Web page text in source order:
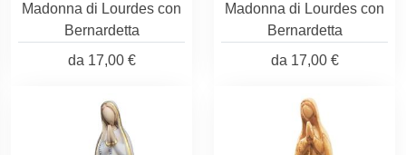
Madonna di Lourdes con
Bernardetta
da 17,00 €
Madonna di Lourdes con
Bernardetta
da 17,00 €